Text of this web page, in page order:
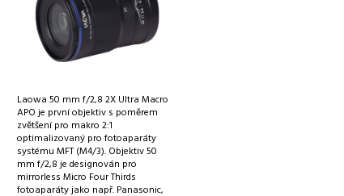
Laowa 50 mm f/2,8 2X Ultra Macro
APO je první objektiv s poměrem
zvětšení pro makro 2:1
optimalizovaný pro fotoaparáty
systému MFT (M4/3). Objektiv 50
mm f/2,8 je designován pro
mirrorless Micro Four Thirds
fotoaparáty jako např. Panasonic,